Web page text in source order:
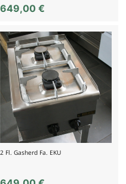
649,00€
2 Fl. Gasherd Fa. EKU